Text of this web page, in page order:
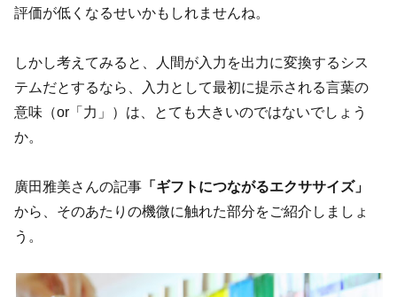
評価が低くなるせいかもしれませんね。
しかし考えてみると、人間が入力を出力に変換するシス
テムだとするなら、入力として最初に提示される言葉の
意味（or「力」）は、とても大きいのではないでしょう
か。
廣田雅美さんの記事 「ギフトにつながるエクササイズ」
から、そのあたりの機微に触れた部分をご紹介しましょ
う。